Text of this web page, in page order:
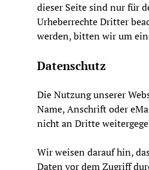
dieser Seite sind nur für
Urheberrechte Dritter
werden, bitten wir um
Datenschutz
Die Nutzung unserer
Name, Anschrift oder
nicht an Dritte
Wir weisen darauf hin,
Daten vor dem Zugriff